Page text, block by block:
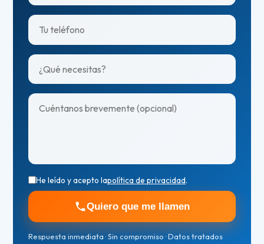
He leído y acepto lapolítica de privacidad.
Quiero que me llamen
Respuesta inmediata · Sin compromiso · Datos tratados